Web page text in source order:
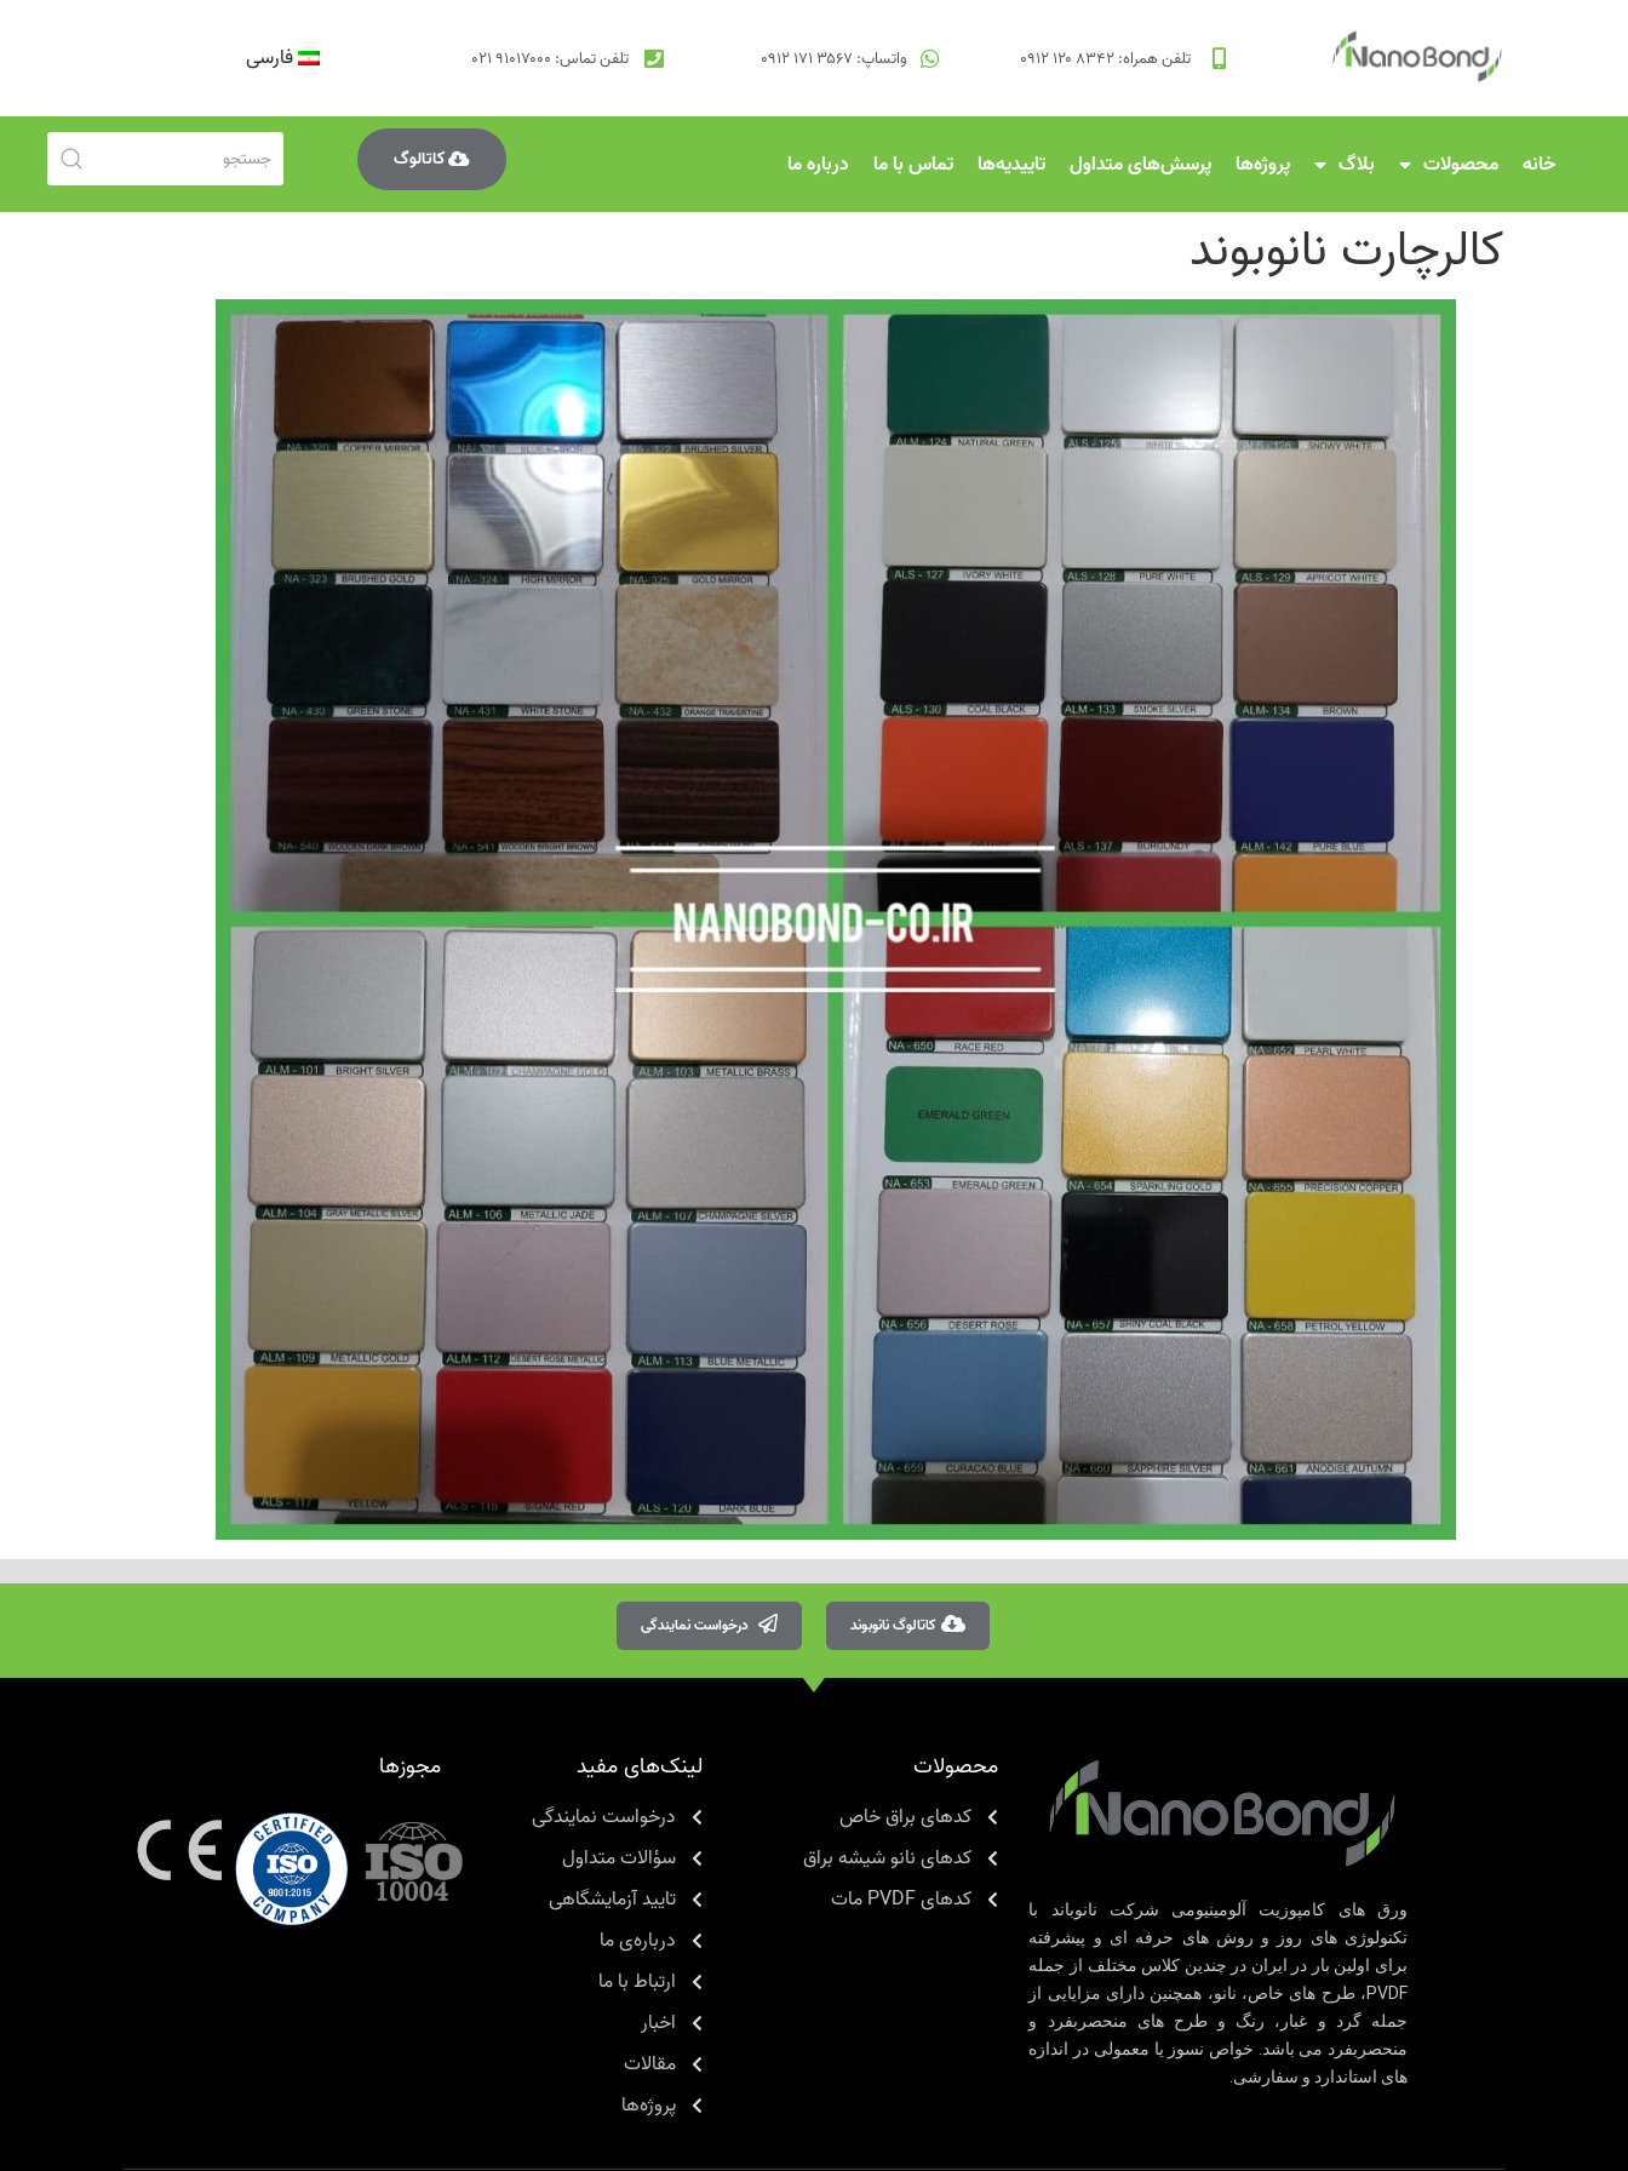
تلفن همراه: ۸۳۴۲ ۱۲۰ ۰۹۱۲ واتساپ: ۳۵۶۷ ۱۷۱ ۰۹۱۲ تلفن تماس: ۹۱۰۱۷۰۰۰ ۰۲۱ فارسی
خانه محصولات بلاگ پروژه‌ها پرسش‌های متداول تاییدیه‌ها تماس با ما درباره ما کاتالوگ
کالرچارت نانوبوند
کاتالوگ نانوبوند درخواست نمایندگی
ورق های کامپوزیت آلومینیومی شرکت نانوباند با
تکنولوژی های روز و روش های حرفه ای و پیشرفته
برای اولین بار در ایران در چندین کلاس مختلف از جمله
PVDF، طرح های خاص، نانو، همچنین دارای مزایایی از
جمله گرد و غبار، رنگ و طرح های منحصربفرد و
منحصربفرد می باشد. خواص نسوز یا معمولی در اندازه
های استاندارد و سفارشی.
محصولات
کدهای براق خاص
کدهای نانو شیشه براق
کدهای PVDF مات
لینک‌های مفید
درخواست نمایندگی
سؤالات متداول
تایید آزمایشگاهی
درباره‌ی ما
ارتباط با ما
اخبار
مقالات
پروژه‌ها
مجوزها